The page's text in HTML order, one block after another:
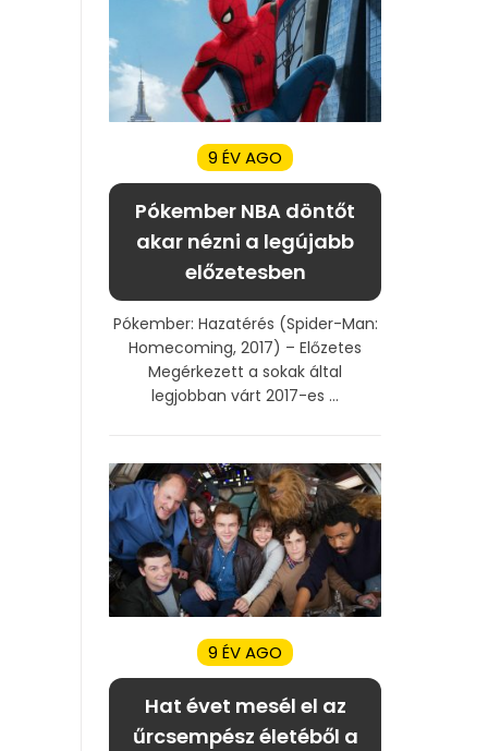
9 ÉV AGO
Pókember NBA döntőt
akar nézni a legújabb
előzetesben
Pókember: Hazatérés (Spider-Man:
Homecoming, 2017) – Előzetes
Megérkezett a sokak által
legjobban várt 2017-es ...
9 ÉV AGO
Hat évet mesél el az
űrcsempész életéből a